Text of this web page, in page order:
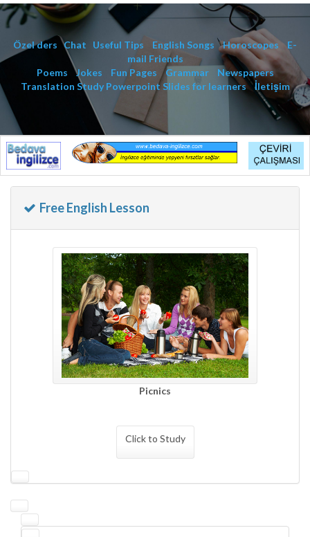
Özel ders Chat Useful Tips English Songs Horoscopes E-
mail Friends
Poems
Jokes Fun Pages Grammar
Newspapers
Translation Study Powerpoint Slides for learners İletişim
Free English Lesson
Picnics
Click to Study